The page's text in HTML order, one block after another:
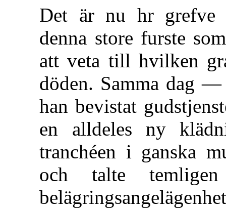
Det är nu hr grefve
denna store furste
att veta till hvilken
döden. Samma dag
han bevistat
en alldeles ny
tranchéen i ganska
och talte